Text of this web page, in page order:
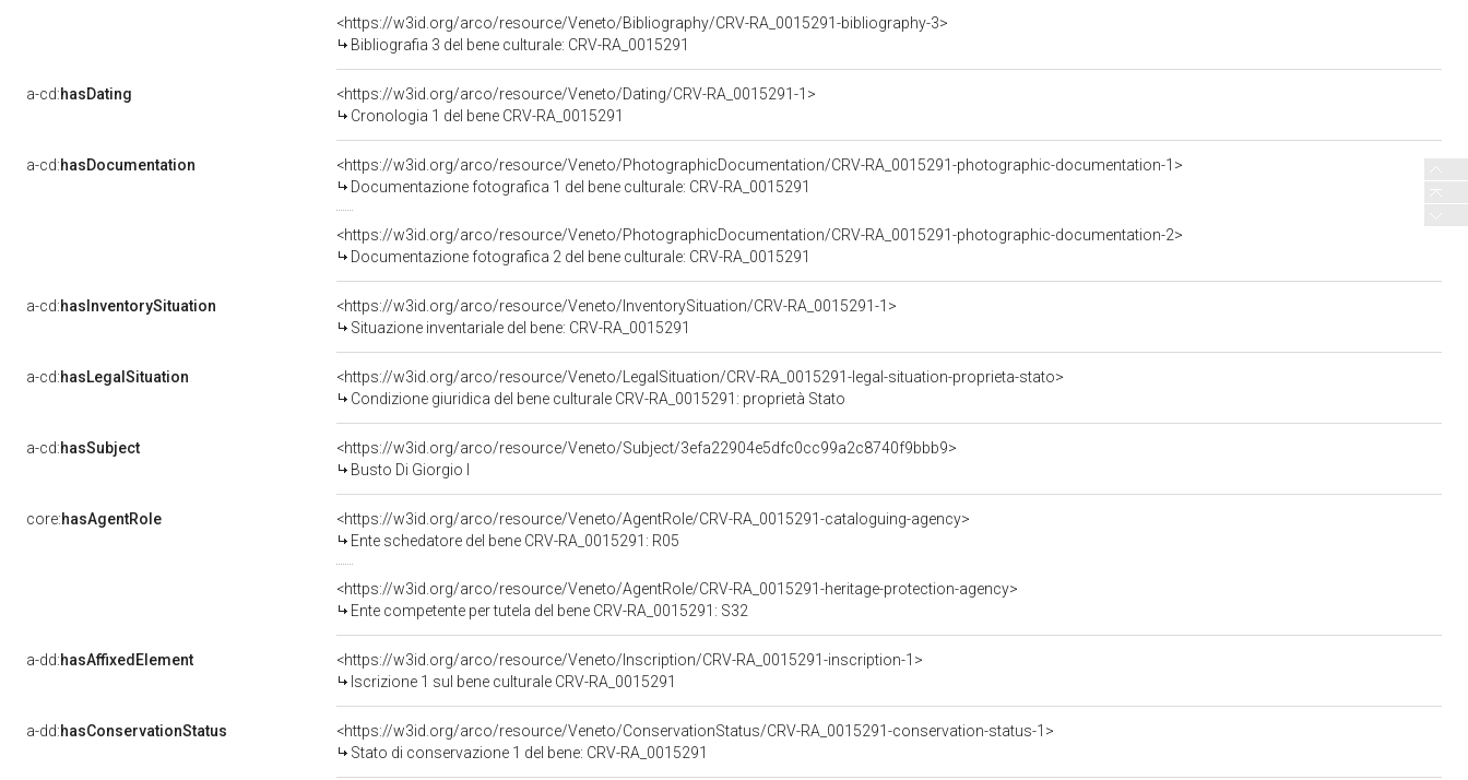
<https://w3id.org/arco/resource/Veneto/Bibliography/CRV-RA_0015291-bibliography-3>
Bibliografia 3 del bene culturale: CRV-RA_0015291
a-cd:hasDating
<https://w3id.org/arco/resource/Veneto/Dating/CRV-RA_0015291-1>
Cronologia 1 del bene CRV-RA_0015291
a-cd:hasDocumentation
<https://w3id.org/arco/resource/Veneto/PhotographicDocumentation/CRV-RA_0015291-photographic-documentation-1>
Documentazione fotografica 1 del bene culturale: CRV-RA_0015291
<https://w3id.org/arco/resource/Veneto/PhotographicDocumentation/CRV-RA_0015291-photographic-documentation-2>
Documentazione fotografica 2 del bene culturale: CRV-RA_0015291
a-cd:hasInventorySituation
<https://w3id.org/arco/resource/Veneto/InventorySituation/CRV-RA_0015291-1>
Situazione inventariale del bene: CRV-RA_0015291
a-cd:hasLegalSituation
<https://w3id.org/arco/resource/Veneto/LegalSituation/CRV-RA_0015291-legal-situation-proprieta-stato>
Condizione giuridica del bene culturale CRV-RA_0015291: proprietà Stato
a-cd:hasSubject
<https://w3id.org/arco/resource/Veneto/Subject/3efa22904e5dfc0cc99a2c8740f9bbb9>
Busto Di Giorgio I
core:hasAgentRole
<https://w3id.org/arco/resource/Veneto/AgentRole/CRV-RA_0015291-cataloguing-agency>
Ente schedatore del bene CRV-RA_0015291: R05
<https://w3id.org/arco/resource/Veneto/AgentRole/CRV-RA_0015291-heritage-protection-agency>
Ente competente per tutela del bene CRV-RA_0015291: S32
a-dd:hasAffixedElement
<https://w3id.org/arco/resource/Veneto/Inscription/CRV-RA_0015291-inscription-1>
Iscrizione 1 sul bene culturale CRV-RA_0015291
a-dd:hasConservationStatus
<https://w3id.org/arco/resource/Veneto/ConservationStatus/CRV-RA_0015291-conservation-status-1>
Stato di conservazione 1 del bene: CRV-RA_0015291